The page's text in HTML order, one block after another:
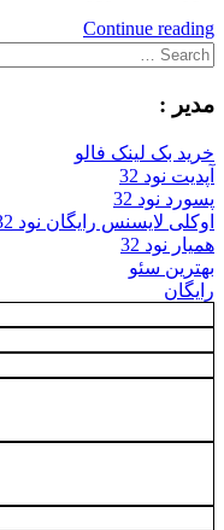
Continue reading
Search
for:
مدیر :
خرید بک لینک فالو
آپدیت نود 32
پسورد نود 32
اوکلی لایسنس رایگان نود 32
همیار نود 32
بهترین سئو
رایگان